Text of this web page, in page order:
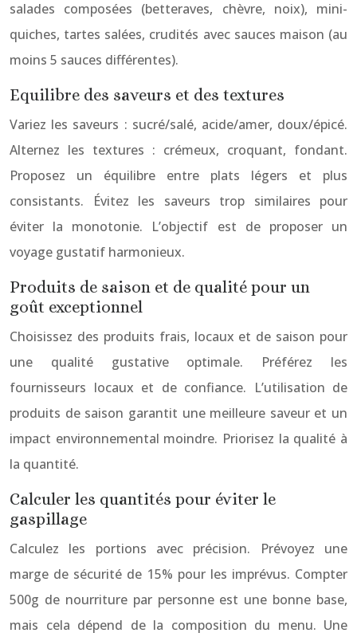
salades composées (betteraves, chèvre, noix), mini-
quiches, tartes salées, crudités avec sauces maison (au
moins 5 sauces différentes).
Equilibre des saveurs et des textures
Variez les saveurs : sucré/salé, acide/amer, doux/épicé.
Alternez les textures : crémeux, croquant, fondant.
Proposez un équilibre entre plats légers et plus
consistants. Évitez les saveurs trop similaires pour
éviter la monotonie. L’objectif est de proposer un
voyage gustatif harmonieux.
Produits de saison et de qualité pour un
goût exceptionnel
Choisissez des produits frais, locaux et de saison pour
une qualité gustative optimale. Préférez les
fournisseurs locaux et de confiance. L’utilisation de
produits de saison garantit une meilleure saveur et un
impact environnemental moindre. Priorisez la qualité à
la quantité.
Calculer les quantités pour éviter le
gaspillage
Calculez les portions avec précision. Prévoyez une
marge de sécurité de 15% pour les imprévus. Compter
500g de nourriture par personne est une bonne base,
mais cela dépend de la composition du menu. Une